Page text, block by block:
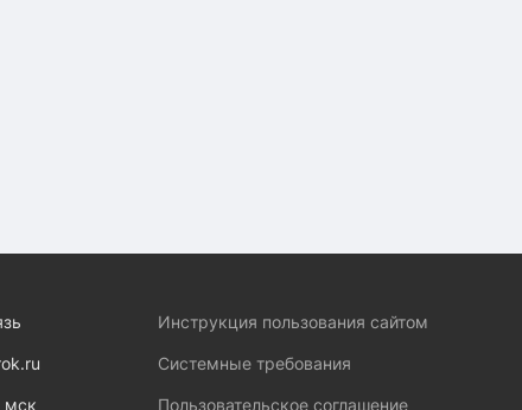
мск
Инструкция пользования сайтом
Системные требования
Пользовательское соглашение